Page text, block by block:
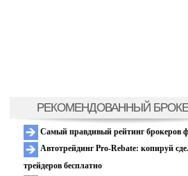
РЕКОМЕНДОВАННЫЙ
Самый правдивый рейтинг брокеров
Автотрейдинг Pro-Rebate: копируй
трейдеров бесплатно